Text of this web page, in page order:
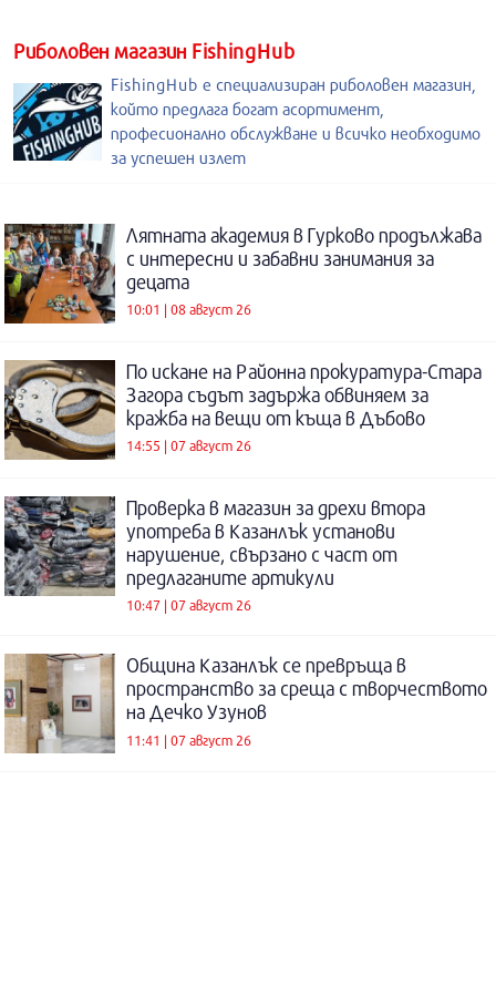
Риболовен магазин FishingHub
FishingHub е специализиран риболовен магазин,
който предлага богат асортимент,
професионално обслужване и всичко необходимо
за успешен излет
Лятната академия в Гурково продължава
с интересни и забавни занимания за
децата
10:01 | 08 август 26
По искане на Районна прокуратура-Стара
Загора съдът задържа обвиняем за
кражба на вещи от къща в Дъбово
14:55 | 07 август 26
Проверка в магазин за дрехи втора
употреба в Казанлък установи
нарушение, свързано с част от
предлаганите артикули
10:47 | 07 август 26
Община Казанлък се превръща в
пространство за среща с творчеството
на Дечко Узунов
11:41 | 07 август 26